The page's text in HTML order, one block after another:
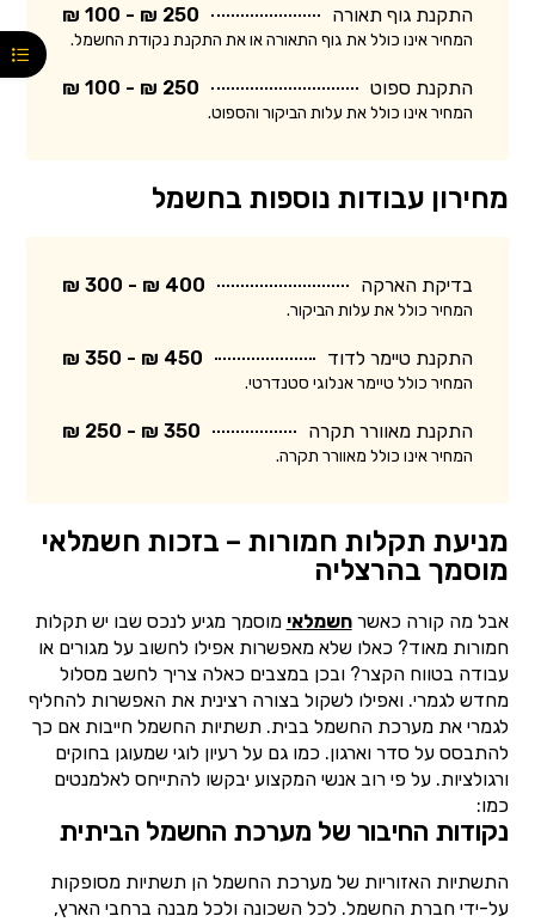
התקנת גוף תאורה 250 ₪ - 100 ₪
המחיר אינו כולל את גוף התאורה או את התקנת נקודת החשמל.
התקנת ספוט 250 ₪ - 100 ₪
המחיר אינו כולל את עלות הביקור והספוט.
מחירון עבודות נוספות בחשמל
בדיקת הארקה 400 ₪ - 300 ₪
המחיר כולל את עלות הביקור.
התקנת טיימר לדוד 450 ₪ - 350 ₪
המחיר כולל טיימר אנלוגי סטנדרטי.
התקנת מאוורר תקרה 350 ₪ - 250 ₪
המחיר אינו כולל מאוורר תקרה.
מניעת תקלות חמורות – בזכות חשמלאי
מוסמך בהרצליה
אבל מה קורה כאשרחשמלאי מוסמך מגיע לנכס שבו יש תקלות
חמורות מאוד? כאלו שלא מאפשרות אפילו לחשוב על מגורים או
עבודה בטווח הקצר? ובכן במצבים כאלה צריך לחשב מסלול
מחדש לגמרי. ואפילו לשקול בצורה רצינית את האפשרות להחליף
לגמרי את מערכת החשמל בבית. תשתיות החשמל חייבות אם כך
להתבסס על סדר וארגון. כמו גם על רעיון לוגי שמעוגן בחוקים
ורגולציות. על פי רוב אנשי המקצוע יבקשו להתייחס לאלמנטים
כמו:
נקודות החיבור של מערכת החשמל הביתית
התשתיות האזוריות של מערכת החשמל הן תשתיות מסופקות
על-ידי חברת החשמל. לכל השכונה ולכל מבנה ברחבי הארץ,